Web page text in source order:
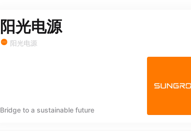
阳光电源
阳光电源
Bridge to a sustainable future